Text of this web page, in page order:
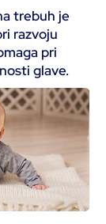
trebuh je
razvoju
pri
glave.